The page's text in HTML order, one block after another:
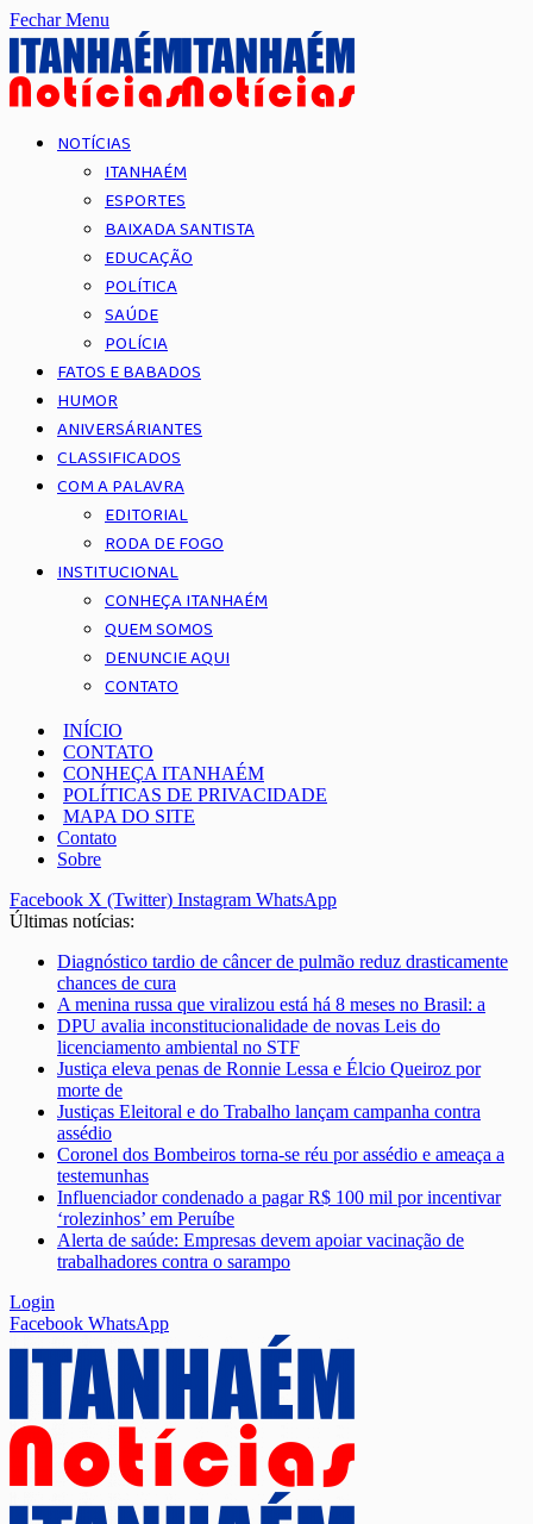
Fechar Menu
NOTÍCIAS
ITANHAÉM
ESPORTES
BAIXADA SANTISTA
EDUCAÇÃO
POLÍTICA
SAÚDE
POLÍCIA
FATOS E BABADOS
HUMOR
ANIVERSÁRIANTES
CLASSIFICADOS
COM A PALAVRA
EDITORIAL
RODA DE FOGO
INSTITUCIONAL
CONHEÇA ITANHAÉM
QUEM SOMOS
DENUNCIE AQUI
CONTATO
INÍCIO
CONTATO
CONHEÇA ITANHAÉM
POLÍTICAS DE PRIVACIDADE
MAPA DO SITE
Contato
Sobre
Facebook X (Twitter) Instagram WhatsApp
Últimas notícias:
Diagnóstico tardio de câncer de pulmão reduz drasticamente
chances de cura
A menina russa que viralizou está há 8 meses no Brasil: a
DPU avalia inconstitucionalidade de novas Leis do
licenciamento ambiental no STF
Justiça eleva penas de Ronnie Lessa e Élcio Queiroz por
morte de
Justiças Eleitoral e do Trabalho lançam campanha contra
assédio
Coronel dos Bombeiros torna-se réu por assédio e ameaça a
testemunhas
Influenciador condenado a pagar R$ 100 mil por incentivar
‘rolezinhos’ em Peruíbe
Alerta de saúde: Empresas devem apoiar vacinação de
trabalhadores contra o sarampo
Login
Facebook WhatsApp